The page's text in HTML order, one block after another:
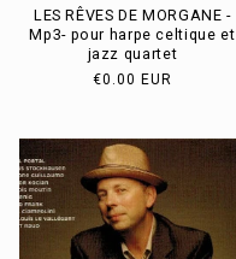
LES RÊVES DE MORGANE -
Mp3- pour harpe celtique et
jazz quartet
Prix
€0.00 EUR